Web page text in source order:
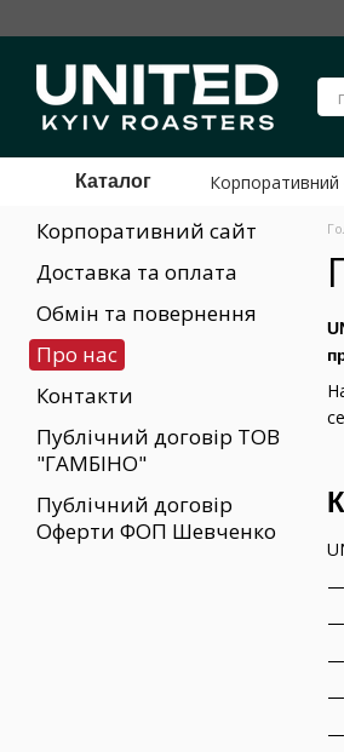
Каталог Корпоративний
Корпоративний сайт
Доставка та оплата
Обмін та повернення
Про нас
Контакти
Публічний договір ТОВ
"ГАМБІНО"
Публічний договір
Оферти ФОП Шевченко